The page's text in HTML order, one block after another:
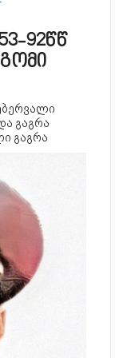
92წწ
გაგრა
გაგრა